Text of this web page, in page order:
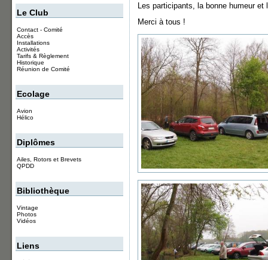
Les participants, la bonne humeur
Merci à tous !
Le Club
Contact - Comité
Accès
Installations
Activités
Tarifs & Règlement
Historique
Réunion de Comité
Ecolage
Avion
Hélico
Diplômes
Ailes, Rotors et Brevets
QPDD
Bibliothèque
Vintage
Photos
Vidéos
Liens